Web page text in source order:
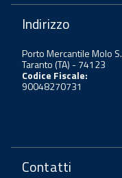
Indirizzo
Porto Mercantile Molo
Taranto (TA) - 74123
Codice Fiscale:
90048270731
Contatti